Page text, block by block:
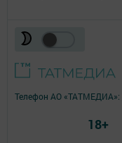
Телефон АО «ТАТМЕДИА»:
18+